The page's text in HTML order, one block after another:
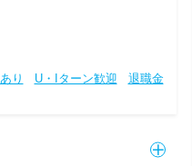
り U・Iターン歓迎
退職金